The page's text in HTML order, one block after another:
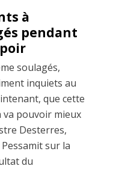
à
pendant
soulagés,
inquiets au
que cette
pouvoir mieux
Desterres,
sur la
du